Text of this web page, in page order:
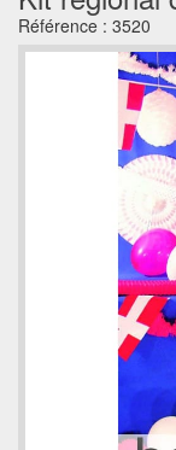
Référence : 3520